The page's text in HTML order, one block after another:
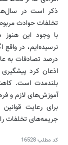
ذكر است در
تخلفات حوادث
با وجود این هنوز
درصد تصادفات به
اذعان كرد پیشگیری
بلندمدت است. كاهش
آموزش‌های لازم و
برای رعایت
جریمه‌های تخلفات
کد مطلب16528